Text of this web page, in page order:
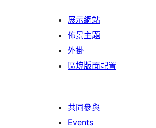
展示網站
佈景主題
外掛
區塊版面配置
共同參與
Events